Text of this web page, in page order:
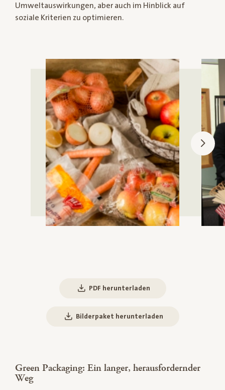
Umweltauswirkungen, aber auch im Hinblick auf
soziale Kriterien zu optimieren.
PDF herunterladen
Bilderpaket herunterladen
Green Packaging: Ein langer, herausfordernder
Weg